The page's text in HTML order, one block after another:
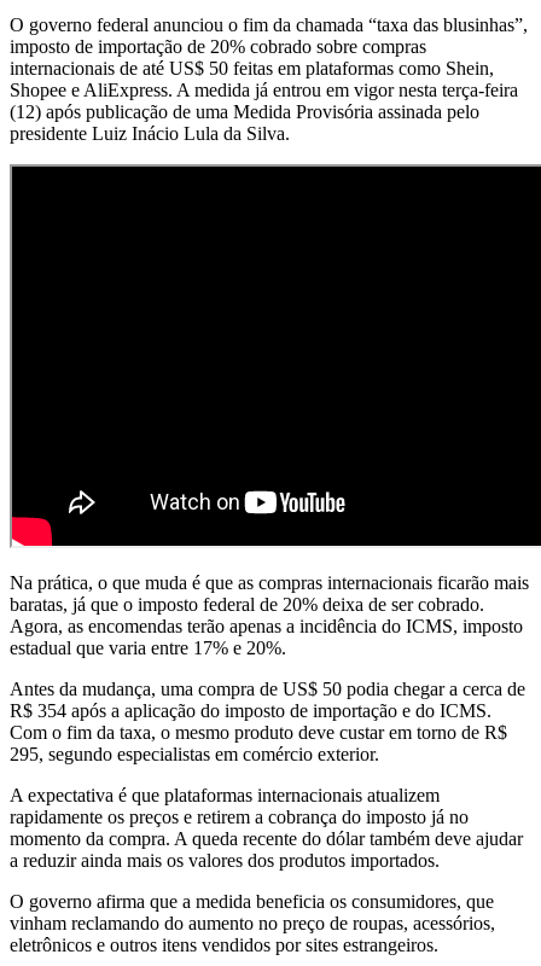
O governo federal anunciou o fim da chamada “taxa das blusinhas”,
imposto de importação de 20% cobrado sobre compras
internacionais de até US$ 50 feitas em plataformas como Shein,
Shopee e AliExpress. A medida já entrou em vigor nesta terça-feira
(12) após publicação de uma Medida Provisória assinada pelo
presidente Luiz Inácio Lula da Silva.
Na prática, o que muda é que as compras internacionais ficarão mais
baratas, já que o imposto federal de 20% deixa de ser cobrado.
Agora, as encomendas terão apenas a incidência do ICMS, imposto
estadual que varia entre 17% e 20%.
Antes da mudança, uma compra de US$ 50 podia chegar a cerca de
R$ 354 após a aplicação do imposto de importação e do ICMS.
Com o fim da taxa, o mesmo produto deve custar em torno de R$
295, segundo especialistas em comércio exterior.
A expectativa é que plataformas internacionais atualizem
rapidamente os preços e retirem a cobrança do imposto já no
momento da compra. A queda recente do dólar também deve ajudar
a reduzir ainda mais os valores dos produtos importados.
O governo afirma que a medida beneficia os consumidores, que
vinham reclamando do aumento no preço de roupas, acessórios,
eletrônicos e outros itens vendidos por sites estrangeiros.